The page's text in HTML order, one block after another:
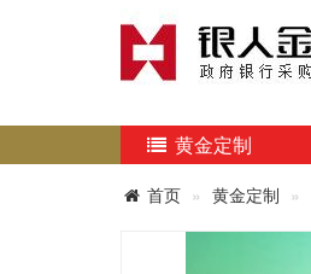
黄金定制
首页 黄金定制